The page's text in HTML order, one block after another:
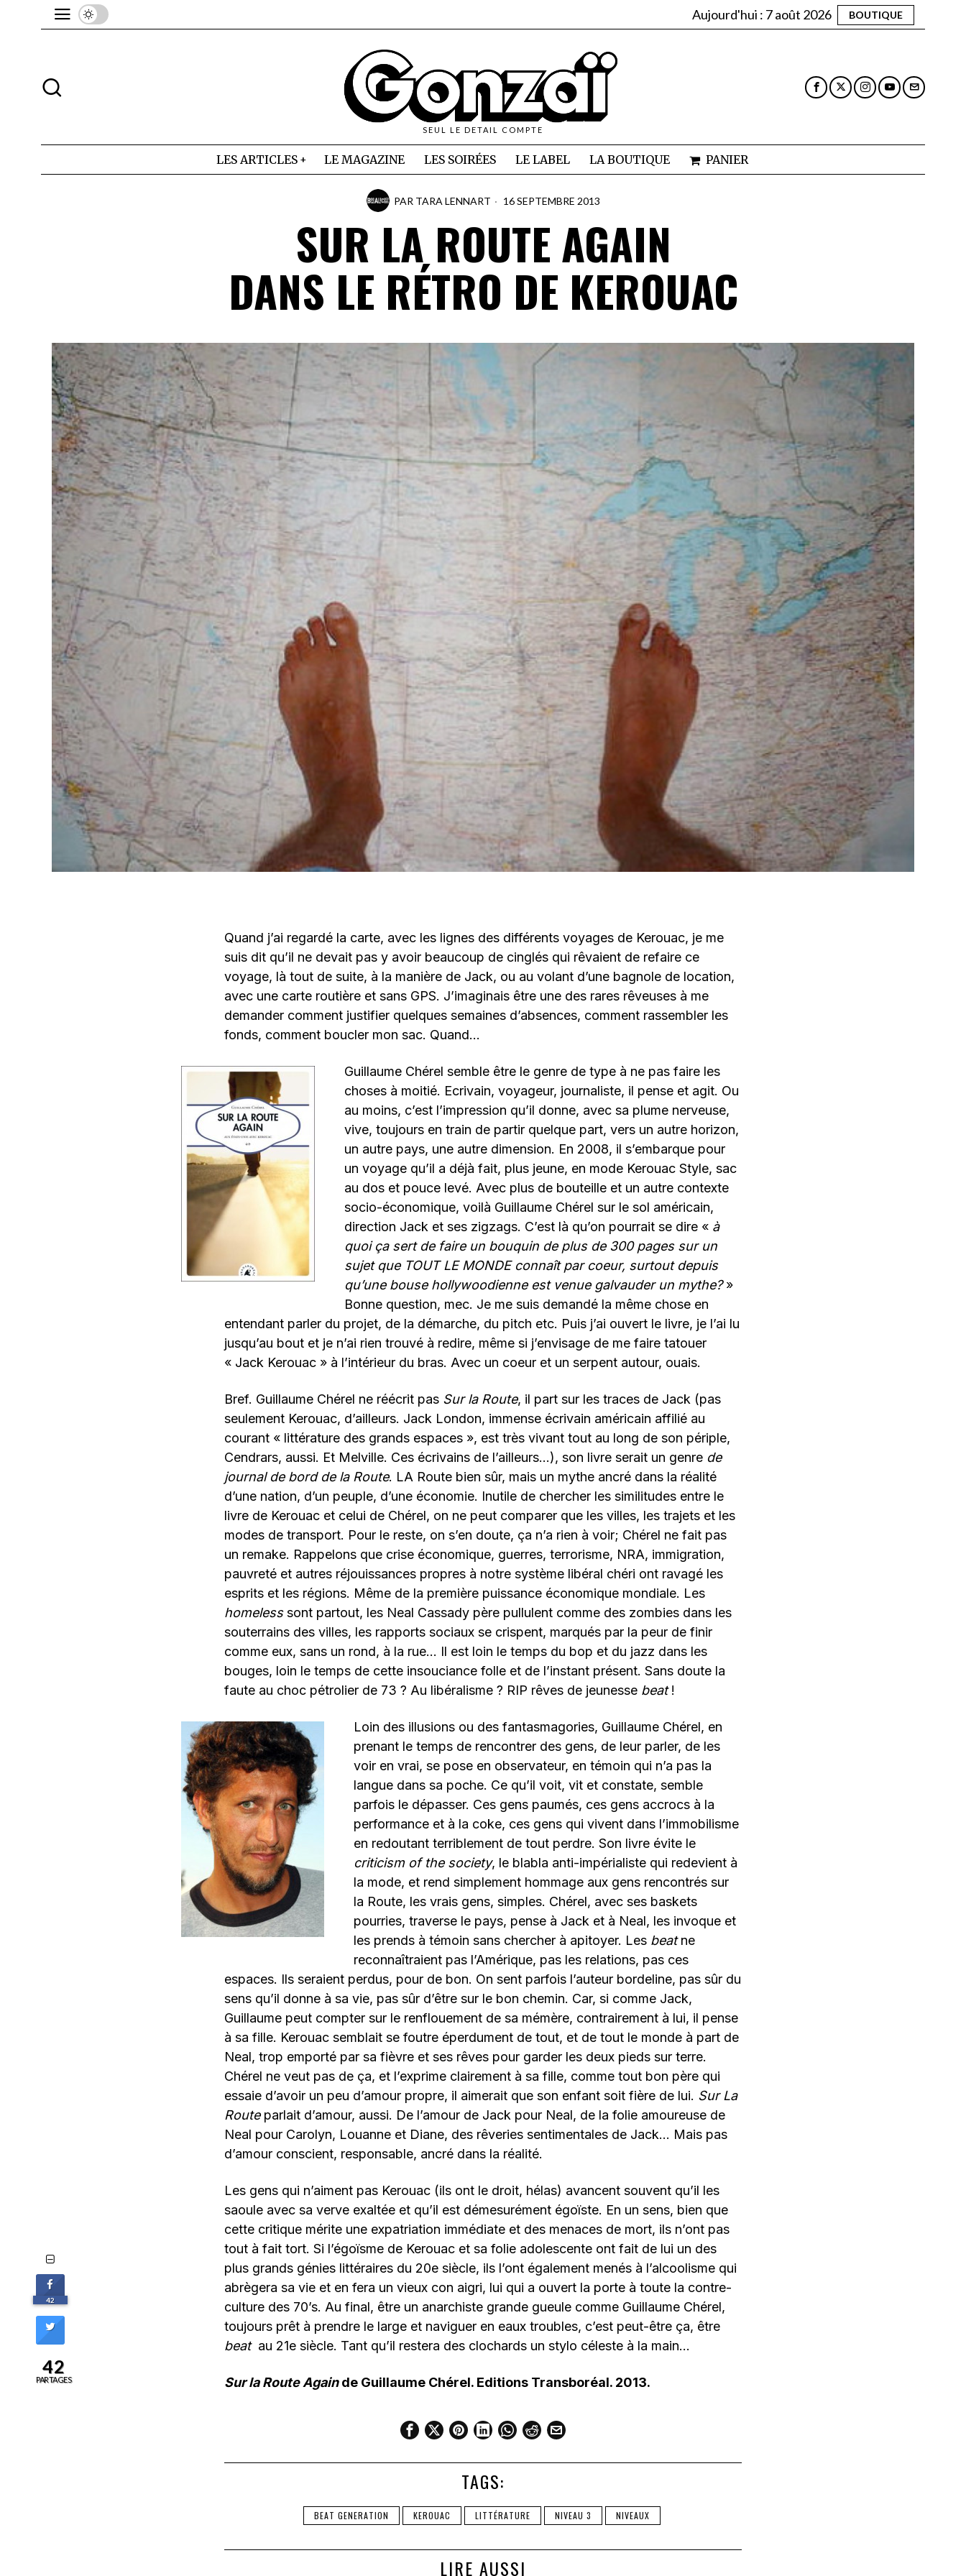
Aujourd'hui : 7 août 2026 BOUTIQUE
SEUL LE DETAIL COMPTE
LES ARTICLES LE MAGAZINE LES SOIRÉES LE LABEL LA BOUTIQUE PANIER
PAR TARA LENNART 16 SEPTEMBRE 2013
SUR LA ROUTE AGAIN
DANS LE RÉTRO DE KEROUAC
Quand j’ai regardé la carte, avec les lignes des différents voyages de Kerouac, je me
suis dit qu’il ne devait pas y avoir beaucoup de cinglés qui rêvaient de refaire ce
voyage, là tout de suite, à la manière de Jack, ou au volant d’une bagnole de location,
avec une carte routière et sans GPS. J’imaginais être une des rares rêveuses à me
demander comment justifier quelques semaines d’absences, comment rassembler les
fonds, comment boucler mon sac. Quand…
Guillaume Chérel semble être le genre de type à ne pas faire les
choses à moitié. Ecrivain, voyageur, journaliste, il pense et agit. Ou
au moins, c’est l’impression qu’il donne, avec sa plume nerveuse,
vive, toujours en train de partir quelque part, vers un autre horizon,
un autre pays, une autre dimension. En 2008, il s’embarque pour
un voyage qu’il a déjà fait, plus jeune, en mode Kerouac Style, sac
au dos et pouce levé. Avec plus de bouteille et un autre contexte
socio-économique, voilà Guillaume Chérel sur le sol américain,
direction Jack et ses zigzags. C’est là qu’on pourrait se dire « à
quoi ça sert de faire un bouquin de plus de 300 pages sur un
sujet que TOUT LE MONDE connaît par coeur, surtout depuis
qu’une bouse hollywoodienne est venue galvauder un mythe?»
Bonne question, mec. Je me suis demandé la même chose en
entendant parler du projet, de la démarche, du pitch etc. Puis j’ai ouvert le livre, je l’ai lu
jusqu’au bout et je n’ai rien trouvé à redire, même si j’envisage de me faire tatouer
« Jack Kerouac » à l’intérieur du bras. Avec un coeur et un serpent autour, ouais.
Bref. Guillaume Chérel ne réécrit pas Sur la Route, il part sur les traces de Jack (pas
seulement Kerouac, d’ailleurs. Jack London, immense écrivain américain affilié au
courant « littérature des grands espaces », est très vivant tout au long de son périple,
Cendrars, aussi. Et Melville. Ces écrivains de l’ailleurs…), son livre serait un genre de
journal de bord de la Route. LA Route bien sûr, mais un mythe ancré dans la réalité
d’une nation, d’un peuple, d’une économie. Inutile de chercher les similitudes entre le
livre de Kerouac et celui de Chérel, on ne peut comparer que les villes, les trajets et les
modes de transport. Pour le reste, on s’en doute, ça n’a rien à voir; Chérel ne fait pas
un remake. Rappelons que crise économique, guerres, terrorisme, NRA, immigration,
pauvreté et autres réjouissances propres à notre système libéral chéri ont ravagé les
esprits et les régions. Même de la première puissance économique mondiale. Les
homelesssont partout, les Neal Cassady père pullulent comme des zombies dans les
souterrains des villes, les rapports sociaux se crispent, marqués par la peur de finir
comme eux, sans un rond, à la rue… Il est loin le temps du bop et du jazz dans les
bouges, loin le temps de cette insouciance folle et de l’instant présent. Sans doute la
faute au choc pétrolier de 73 ? Au libéralisme ? RIP rêves de jeunesse beat!
Loin des illusions ou des fantasmagories, Guillaume Chérel, en
prenant le temps de rencontrer des gens, de leur parler, de les
voir en vrai, se pose en observateur, en témoin qui n’a pas la
langue dans sa poche. Ce qu’il voit, vit et constate, semble
parfois le dépasser. Ces gens paumés, ces gens accrocs à la
performance et à la coke, ces gens qui vivent dans l’immobilisme
en redoutant terriblement de tout perdre. Son livre évite le
criticism of the society, le blabla anti-impérialiste qui redevient à
la mode, et rend simplement hommage aux gens rencontrés sur
la Route, les vrais gens, simples. Chérel, avec ses baskets
pourries, traverse le pays, pense à Jack et à Neal, les invoque et
les prends à témoin sans chercher à apitoyer. Les beatne
reconnaîtraient pas l’Amérique, pas les relations, pas ces
espaces. Ils seraient perdus, pour de bon. On sent parfois l’auteur bordeline, pas sûr du
sens qu’il donne à sa vie, pas sûr d’être sur le bon chemin. Car, si comme Jack,
Guillaume peut compter sur le renflouement de sa mémère, contrairement à lui, il pense
à sa fille. Kerouac semblait se foutre éperdument de tout, et de tout le monde à part de
Neal, trop emporté par sa fièvre et ses rêves pour garder les deux pieds sur terre.
Chérel ne veut pas de ça, et l’exprime clairement à sa fille, comme tout bon père qui
essaie d’avoir un peu d’amour propre, il aimerait que son enfant soit fière de lui. Sur La
Routeparlait d’amour, aussi. De l’amour de Jack pour Neal, de la folie amoureuse de
Neal pour Carolyn, Louanne et Diane, des rêveries sentimentales de Jack… Mais pas
d’amour conscient, responsable, ancré dans la réalité.
Les gens qui n’aiment pas Kerouac (ils ont le droit, hélas) avancent souvent qu’il les
saoule avec sa verve exaltée et qu’il est démesurément égoïste. En un sens, bien que
cette critique mérite une expatriation immédiate et des menaces de mort, ils n’ont pas
tout à fait tort. Si l’égoïsme de Kerouac et sa folie adolescente ont fait de lui un des
plus grands génies littéraires du 20e siècle, ils l’ont également menés à l’alcoolisme qui
abrègera sa vie et en fera un vieux con aigri, lui qui a ouvert la porte à toute la contre-
culture des 70’s. Au final, être un anarchiste grande gueule comme Guillaume Chérel,
toujours prêt à prendre le large et naviguer en eaux troubles, c’est peut-être ça, être
beat au 21e siècle. Tant qu’il restera des clochards un stylo céleste à la main…
Sur la Route Againde Guillaume Chérel. Editions Transboréal. 2013.
TAGS:
BEAT GENERATION KEROUAC LITTÉRATURE NIVEAU 3 NIVEAUX
LIRE AUSSI
42
42
PARTAGES